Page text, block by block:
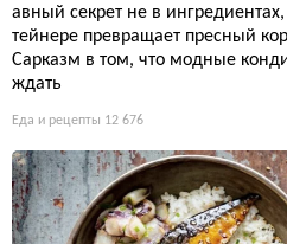
авный секрет не в
тейнере превращает пресный
Сарказм в том, что модные
ждать
Еда и рецепты 12 676